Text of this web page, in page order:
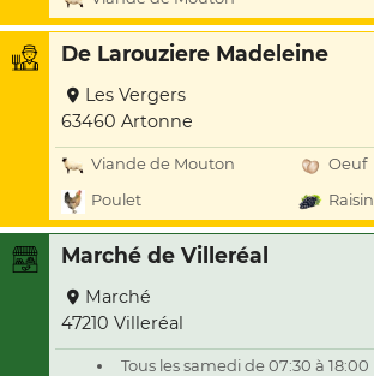
De Larouziere Madeleine
Les Vergers
63460 Artonne
Viande de Mouton
Oeuf
Poulet
Raisin
Marché de Villeréal
Marché
47210 Villeréal
Tous les samedi de 07:30 à 18:00